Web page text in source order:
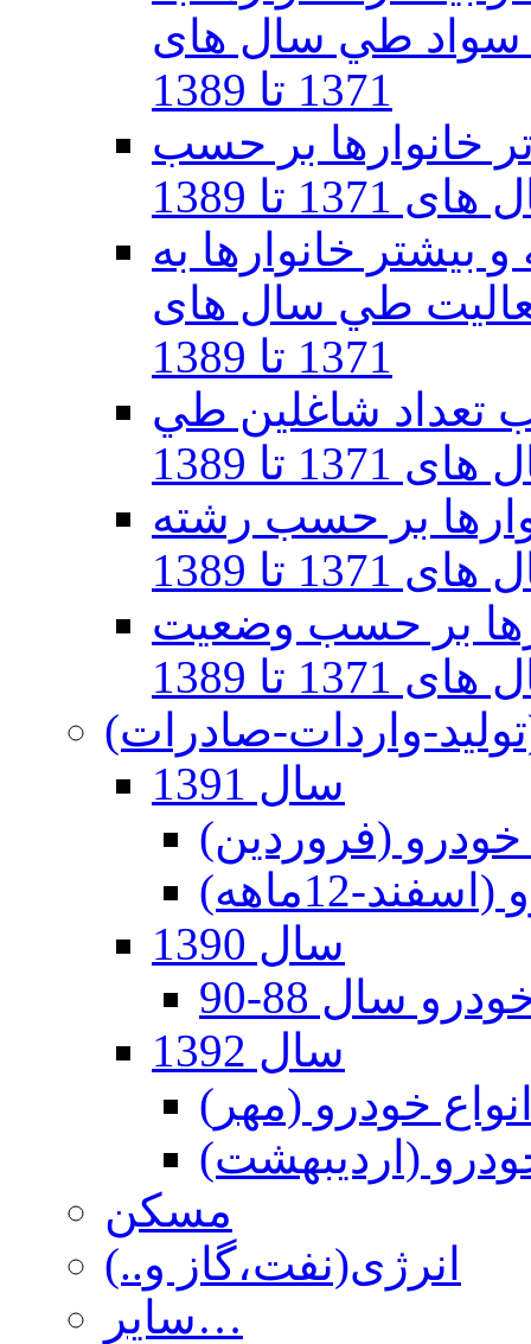
سواد طي سال های
1371 تا 1389
ساله و بالاتر خانوارها بر حسب
تا 1389
خانوارها به
طي سال های
1371 تا 1389
تعداد شاغلین طي
1371 تا 1389
بر حسب رشته
تا 1389
بر حسب وضعيت
تا 1389
واردات-صادرات)
سال 1391
خودرو (فروردین)
12ماهه)
سال 1390
سال 88-90
سال 1392
خودرو (مهر)
(اردیبهشت)
مسکن
انرژی(نفت،گاز و..)
سایر…